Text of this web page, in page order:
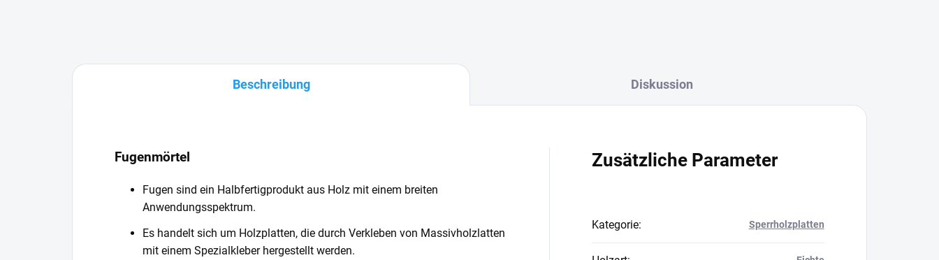
Beschreibung Diskussion
Fugenmörtel
Fugen sind ein Halbfertigprodukt aus Holz mit einem breiten
Anwendungsspektrum.
Es handelt sich um Holzplatten, die durch Verkleben von Massivholzlatten
mit einem Spezialkleber hergestellt werden.
Zusätzliche Parameter
Kategorie: Sperrholzplatten